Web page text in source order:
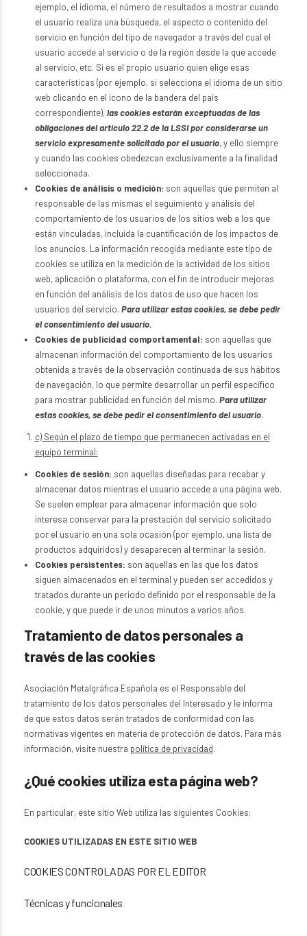
ejemplo, el idioma, el número de resultados a mostrar cuando
el usuario realiza una búsqueda, el aspecto o contenido del
servicio en función del tipo de navegador a través del cual el
usuario accede al servicio o de la región desde la que accede
al servicio, etc. Si es el propio usuario quien elige esas
características (por ejemplo, si selecciona el idioma de un sitio
web clicando en el icono de la bandera del país
correspondiente),las cookies estarán exceptuadas de las
obligaciones del artículo 22.2 de la LSSI por considerarse un
servicio expresamente solicitado por el usuario, y ello siempre
y cuando las cookies obedezcan exclusivamente a la finalidad
seleccionada.
Cookies de análisis o medición: son aquellas que permiten al
responsable de las mismas el seguimiento y análisis del
comportamiento de los usuarios de los sitios web a los que
están vinculadas, incluida la cuantificación de los impactos de
los anuncios. La información recogida mediante este tipo de
cookies se utiliza en la medición de la actividad de los sitios
web, aplicación o plataforma, con el fin de introducir mejoras
en función del análisis de los datos de uso que hacen los
usuarios del servicio. Para utilizar estas cookies, se debe pedir
el consentimiento del usuario.
Cookies de publicidad comportamental: son aquellas que
almacenan información del comportamiento de los usuarios
obtenida a través de la observación continuada de sus hábitos
de navegación, lo que permite desarrollar un perfil específico
para mostrar publicidad en función del mismo. Para utilizar
estas cookies, se debe pedir el consentimiento del usuario.
c) Según el plazo de tiempo que permanecen activadas en el
equipo terminal:
Cookies de sesión: son aquellas diseñadas para recabar y
almacenar datos mientras el usuario accede a una página web.
Se suelen emplear para almacenar información que solo
interesa conservar para la prestación del servicio solicitado
por el usuario en una sola ocasión (por ejemplo, una lista de
productos adquiridos) y desaparecen al terminar la sesión.
Cookies persistentes: son aquellas en las que los datos
siguen almacenados en el terminal y pueden ser accedidos y
tratados durante un periodo definido por el responsable de la
cookie, y que puede ir de unos minutos a varios años.
Tratamiento de datos personales a
través de las cookies
Asociación Metalgráfica Española es el Responsable del
tratamiento de los datos personales del Interesado y le informa
de que estos datos serán tratados de conformidad con las
normativas vigentes en materia de protección de datos. Para más
información, visite nuestra política de privacidad.
¿Qué cookies utiliza esta página web?
En particular, este sitio Web utiliza las siguientes Cookies:
COOKIES UTILIZADAS EN ESTE SITIO WEB
COOKIES CONTROLADAS POR EL EDITOR
Técnicas y funcionales